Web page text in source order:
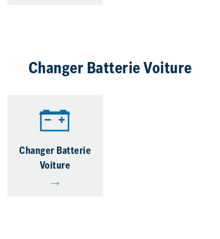
Changer Batterie Voiture
Changer Batterie
Voiture